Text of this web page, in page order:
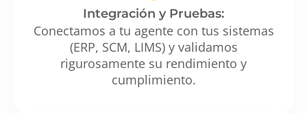
Integración y Pruebas:
Conectamos a tu agente con tus sistemas
(ERP, SCM, LIMS) y validamos
rigurosamente su rendimiento y
cumplimiento.